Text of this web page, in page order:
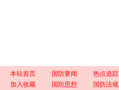
本站首页 国防要闻 热点追踪
加入收藏
国防思想 国防法规